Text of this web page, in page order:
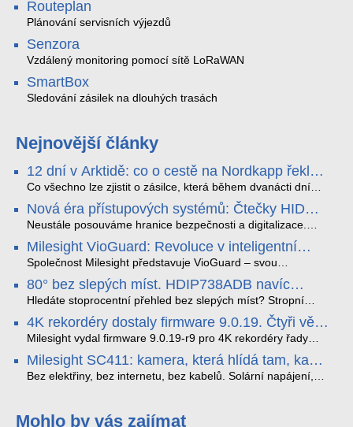
Routeplan
Plánování servisních výjezdů
Senzora
Vzdálený monitoring pomocí sítě LoRaWAN
SmartBox
Sledování zásilek na dlouhých trasách
Nejnovější články
12 dní v Arktidě: co o cestě na Nordkapp řekla
data ze SMARTBOX 2 MAX
Co všechno lze zjistit o zásilce, která během dvanácti dní
projede Arktidou? SMARTBOX 2 MAX jsme vzali na trasu z
Tromsø přes Lofoty, Kirunu a finské Laponsko až na
Nordkapp. Bez jediného dobití, v mrazu až −13 °C a mimo
otřesy i náklon. Výsledkem není jen čára na mapě, ale
podrobný datový příběh celé cesty.
Nová éra přístupových systémů: Čtečky HID
Signo
Neustále posouváme hranice bezpečnosti a digitalizace.
v oblasti kontroly přístupu – moderní a vysoce univerzální
čtečky HID Signo.
Milesight VioGuard: Revoluce v inteligentní
detekci dopravních přestupků
Společnost Milesight představuje VioGuard – svou
dopravních přestupků. Tento systém, poháněný
sofistikovanými algoritmy umělé inteligence (AI), je navržen
tak, aby poskytoval komplexní nástroje pro vymáhání
dopravních předpisů, zvyšoval bezpečnost na silnicích a
optimalizoval plynulost dopravy v moderních městech.
80° bez slepých míst. HDIP738ADB navíc
streamuje na YouTube – bez PC.
Hledáte stoprocentní přehled bez slepých míst? Stropní
panoramatická kamera HDIP738ADB skládá obraz ze dvou
4MP senzorů SONY do jednoho čistého 180° záběru bez
zkreslení. K tomu přidává AI detekci osob a vozidel,
YouTube – bez běžícího počítače.
4K rekordéry dostaly firmware 9.0.19. Čtyři věci,
které musíte vědět.
Milesight vydal firmware 9.0.19-r9 pro 4K rekordéry řady
které vám zjednoduší práci – a jedna z nich vám ušetří
spoustu zbytečných výjezdů k zákazníkům.
Milesight SC411: kamera, která hlídá tam, kam
kabel nedosáhne
Bez elektřiny, bez internetu, bez kabelů. Solární napájení,
váš telefon. Podívejte se na video.
Mohlo by vás zajímat